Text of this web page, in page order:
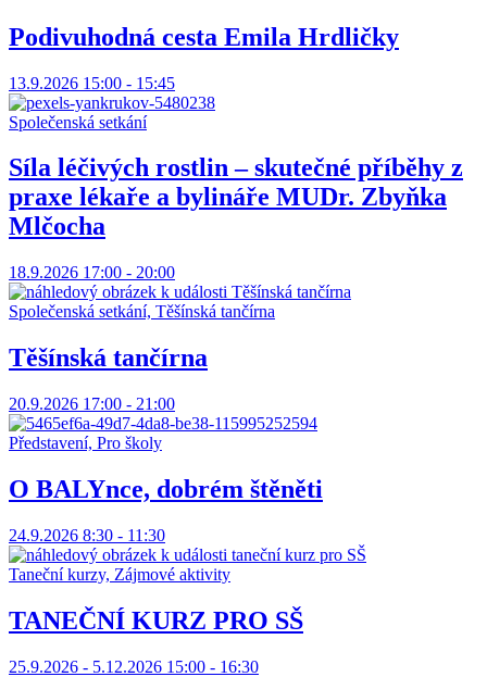
Podivuhodná cesta Emila Hrdličky
13.9.2026 15:00 - 15:45
Společenská setkání
Síla léčivých rostlin – skutečné příběhy z
praxe lékaře a bylináře MUDr. Zbyňka
Mlčocha
18.9.2026 17:00 - 20:00
Společenská setkání, Těšínská tančírna
Těšínská tančírna
20.9.2026 17:00 - 21:00
Představení, Pro školy
O BALYnce, dobrém štěněti
24.9.2026 8:30 - 11:30
Taneční kurzy, Zájmové aktivity
TANEČNÍ KURZ PRO SŠ
25.9.2026 - 5.12.2026 15:00 - 16:30